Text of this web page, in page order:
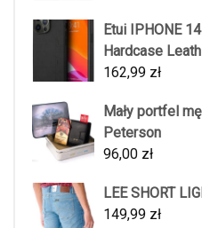
Etui IPHONE
Hardcase
162,99 zł
Mały portfel
Peterson
96,00 zł
LEE SHORT
149,99 zł